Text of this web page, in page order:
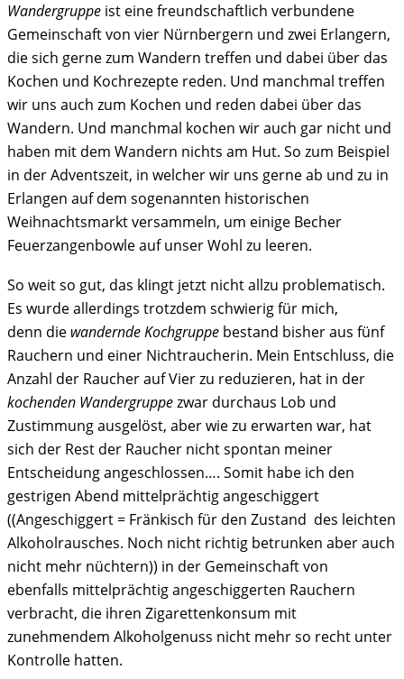
Wandergruppe ist eine freundschaftlich verbundene
Gemeinschaft von vier Nürnbergern und zwei Erlangern,
die sich gerne zum Wandern treffen und dabei über das
Kochen und Kochrezepte reden. Und manchmal treffen
wir uns auch zum Kochen und reden dabei über das
Wandern. Und manchmal kochen wir auch gar nicht und
haben mit dem Wandern nichts am Hut. So zum Beispiel
in der Adventszeit, in welcher wir uns gerne ab und zu in
Erlangen auf dem sogenannten historischen
Weihnachtsmarkt versammeln, um einige Becher
Feuerzangenbowle auf unser Wohl zu leeren.
So weit so gut, das klingt jetzt nicht allzu problematisch.
Es wurde allerdings trotzdem schwierig für mich,
denn die wandernde Kochgruppe bestand bisher aus fünf
Rauchern und einer Nichtraucherin. Mein Entschluss, die
Anzahl der Raucher auf Vier zu reduzieren, hat in der
kochenden Wandergruppezwar durchaus Lob und
Zustimmung ausgelöst, aber wie zu erwarten war, hat
sich der Rest der Raucher nicht spontan meiner
Entscheidung angeschlossen…. Somit habe ich den
gestrigen Abend mittelprächtig angeschiggert
((Angeschiggert = Fränkisch für den Zustand des leichten
Alkoholrausches. Noch nicht richtig betrunken aber auch
nicht mehr nüchtern)) in der Gemeinschaft von
ebenfalls mittelprächtig angeschiggerten Rauchern
verbracht, die ihren Zigarettenkonsum mit
zunehmendem Alkoholgenuss nicht mehr so recht unter
Kontrolle hatten.